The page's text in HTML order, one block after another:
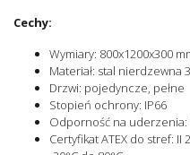
Cechy:
Wymiary: 800x1200x300
Materiał: stal nierdzewna
Drzwi: pojedyncze, pełne
Stopień ochrony: IP66
Odporność na uderzenia:
Certyfikat ATEX do stref: II